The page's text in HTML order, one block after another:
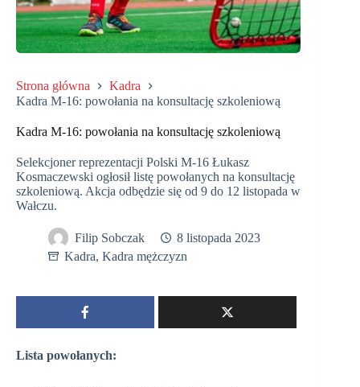
Strona główna
Kadra
Kadra M-16: powołania na konsultację szkoleniową
Kadra M-16: powołania na konsultację szkoleniową
Selekcjoner reprezentacji Polski M-16 Łukasz
Kosmaczewski ogłosił listę powołanych na konsultację
szkoleniową. Akcja odbędzie się od 9 do 12 listopada w
Wałczu.
Filip Sobczak
8 listopada 2023
Kadra, Kadra mężczyzn
Lista powołanych: